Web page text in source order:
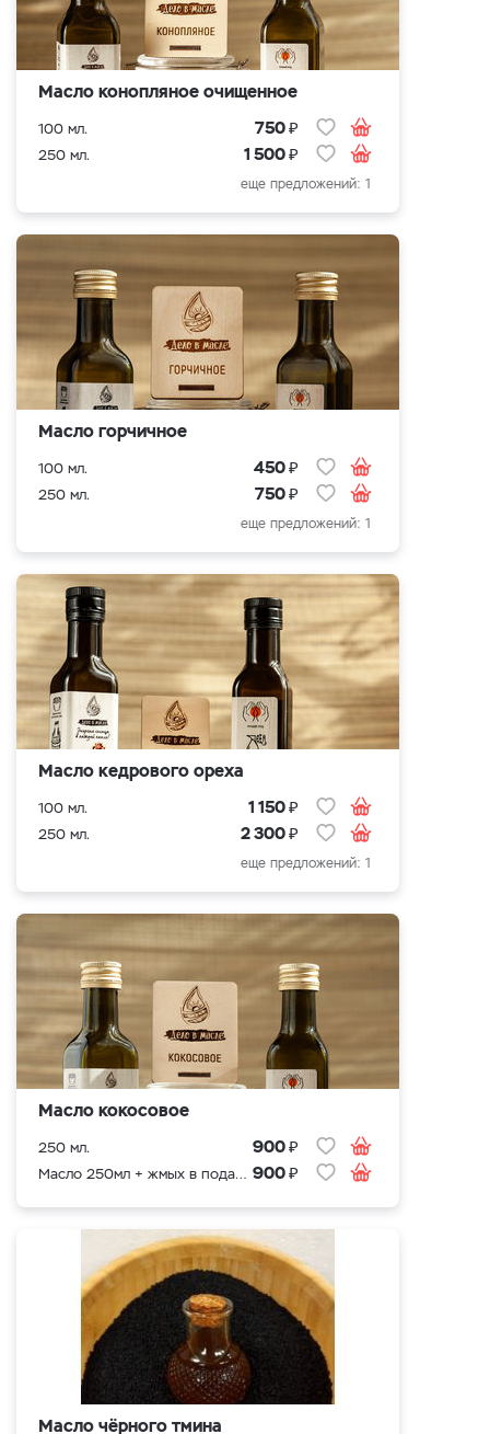
Масло конопляное очищенное
100 мл. 750₽
250 мл. 1 500₽
еще предложений: 1
Масло горчичное
100 мл. 450₽
250 мл. 750₽
еще предложений: 1
Масло кедрового ореха
100 мл. 1 150₽
250 мл. 2 300₽
еще предложений: 1
Масло кокосовое
250 мл. 900₽
Масло 250мл + жмых в подарок 900₽
Масло чёрного тмина